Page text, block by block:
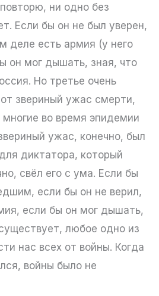
ни одно без
Если бы он не был уверен,
деле есть армия (у него
он мог дышать, зная, что
Но третье очень
звериный ужас смерти,
во время эпидемии
ужас, конечно, был
диктатора, который
свёл его с ума. Если бы
если бы он не верил,
если бы он мог дышать,
любое одно из
нас всех от войны. Когда
войны было не